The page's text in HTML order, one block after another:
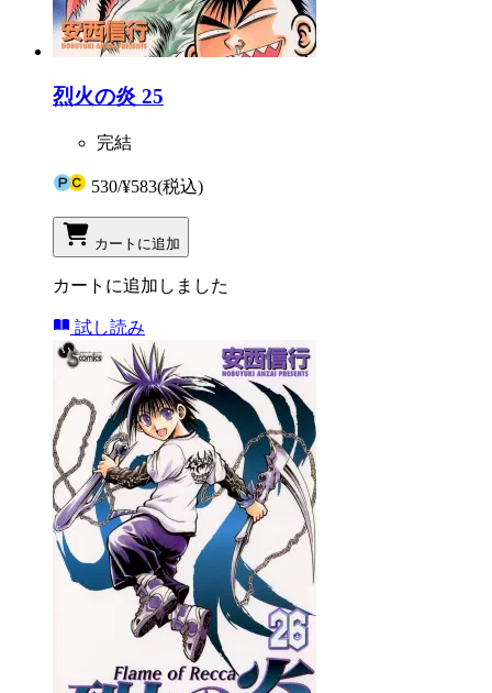
烈火の炎 25
完結
530/¥583(税込)
カートに追加
カートに追加しました
試し読み